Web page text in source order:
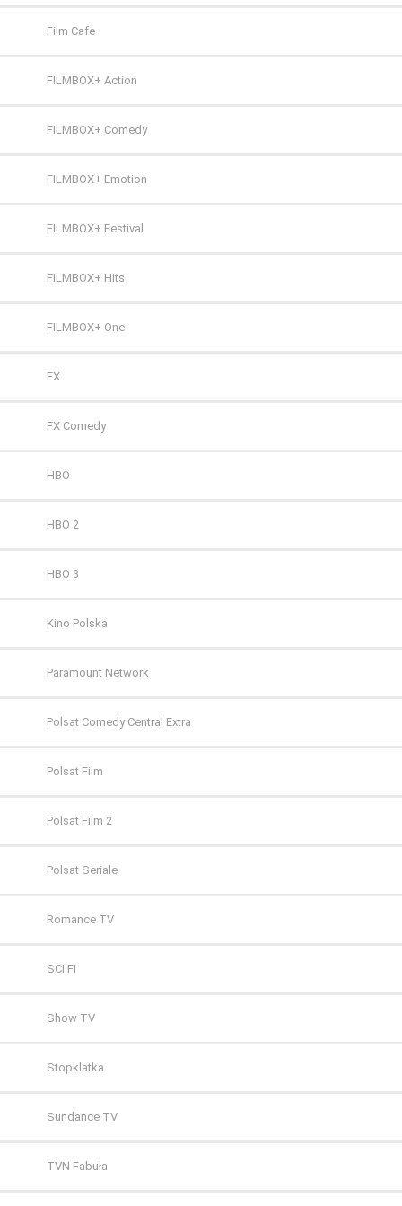
Film Cafe
FILMBOX+ Action
FILMBOX+ Comedy
FILMBOX+ Emotion
FILMBOX+ Festival
FILMBOX+ Hits
FILMBOX+ One
FX
FX Comedy
HBO
HBO 2
HBO 3
Kino Polska
Paramount Network
Polsat Comedy Central Extra
Polsat Film
Polsat Film 2
Polsat Seriale
Romance TV
SCI FI
Show TV
Stopklatka
Sundance TV
TVN Fabuła